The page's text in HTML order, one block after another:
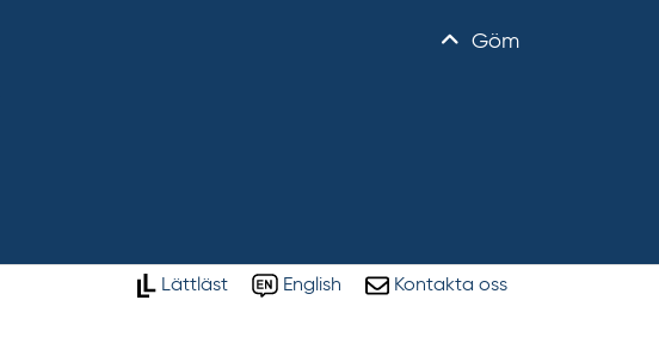
Göm
Lättläst English Kontakta oss